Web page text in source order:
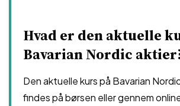
Hvad er den aktuelle
Bavarian Nordic
Den aktuelle kurs på Bavarian
findes på børsen eller gennem